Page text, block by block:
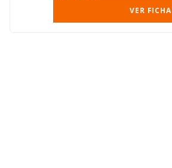
VER FICHA